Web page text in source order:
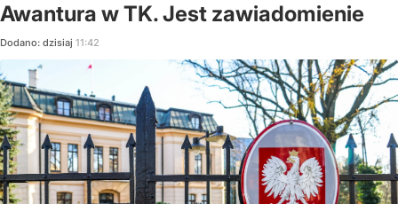
Awantura w TK. Jest zawiadomienie
Dodano: dzisiaj 11:42